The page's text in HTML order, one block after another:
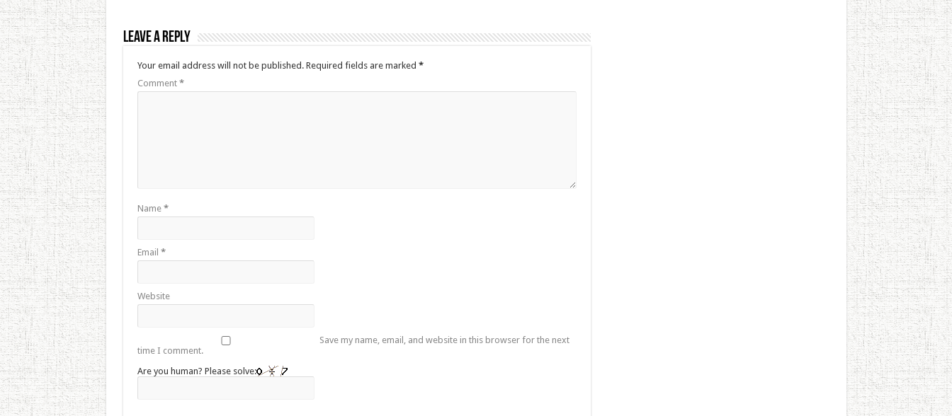
Leave a Reply
Your email address will not be published. Required fields are marked *
Comment *
Name *
Email *
Website
Save my name, email, and website in this browser for the next
time I comment.
Are you human? Please solve: